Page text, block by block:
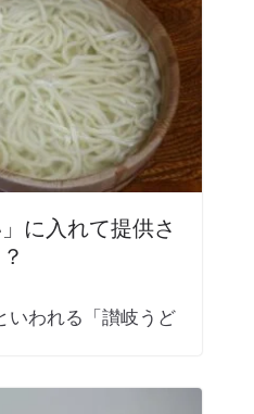
に入れて提供さ
いわれる「讃岐うど